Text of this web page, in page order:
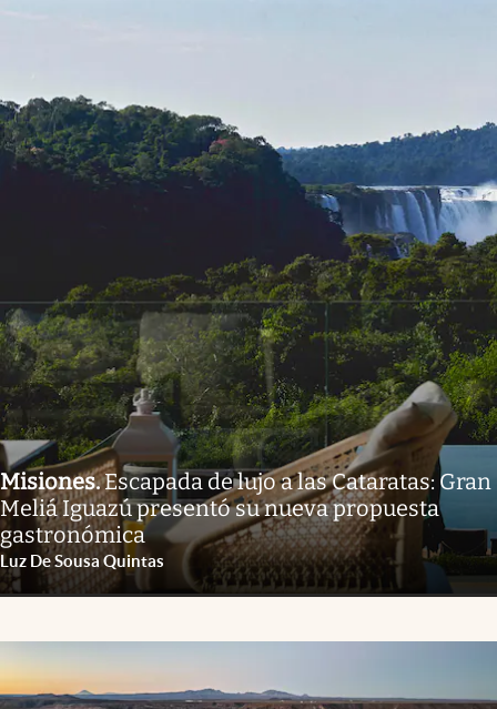
Misiones.Escapada de lujo a las Cataratas: Gran
Meliá Iguazú presentó su nueva propuesta
gastronómica
Luz De Sousa Quintas